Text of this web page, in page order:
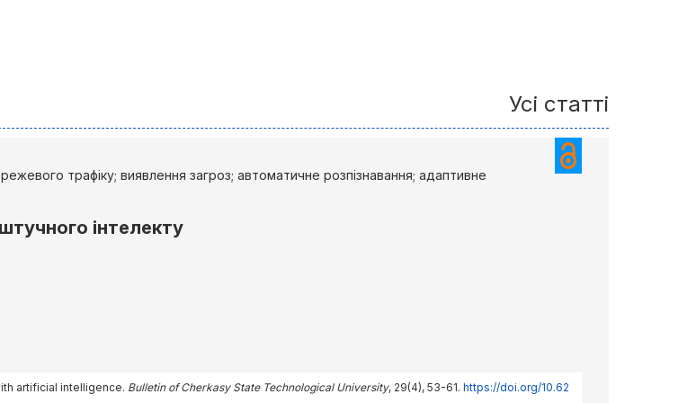
Усі статті
трафіку; виявлення загроз; автоматичне розпізнавання; адаптивне
інтелекту
artificial intelligence. Bulletin of Cherkasy State Technological University, 29(4), 53-61. https://doi.org/10.62